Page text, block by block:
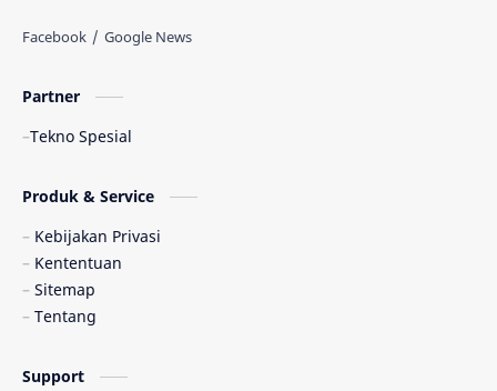
Partner
Tekno Spesial
Produk & Service
Kebijakan Privasi
Kententuan
Sitemap
Tentang
Support